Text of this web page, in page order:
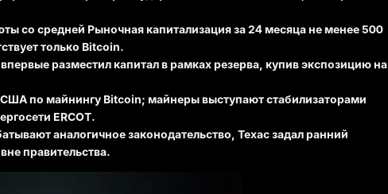
со средней Рыночная капитализация за 24 месяца не менее 500
только Bitcoin.
разместил капитал в рамках резерва, купив экспозицию на
по майнингу Bitcoin; майнеры выступают стабилизаторами
ERCOT.
аналогичное законодательство, Техас задал ранний
правительства.